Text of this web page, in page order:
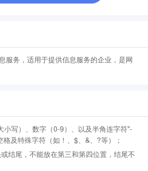
服务，适用于提供信息服务的企业，是网
小写）、数字（0-9）、以及半角连字符"-
及特殊字符（如！、$、&、?等）；
结尾，不能放在第三和第四位置，结尾不